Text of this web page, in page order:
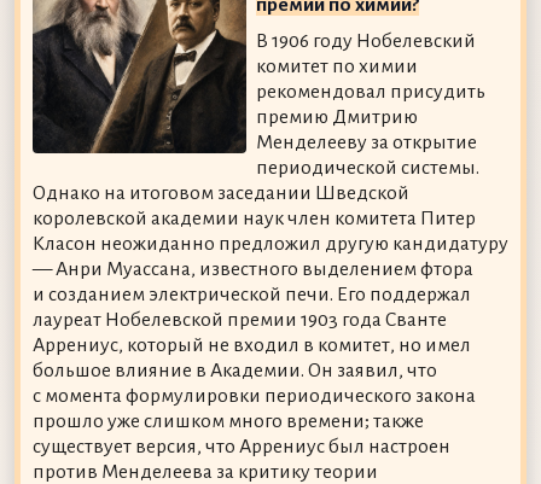
премии по химии?
В 1906 году Нобелевский
комитет по химии
рекомендовал присудить
премию Дмитрию
Менделееву за открытие
периодической системы.
Однако на итоговом заседании Шведской
королевской академии наук член комитета Питер
Класон неожиданно предложил другую кандидатуру
— Анри Муассана, известного выделением фтора
и созданием электрической печи. Его поддержал
лауреат Нобелевской премии 1903 года Сванте
Аррениус, который не входил в комитет, но имел
большое влияние в Академии. Он заявил, что
с момента формулировки периодического закона
прошло уже слишком много времени; также
существует версия, что Аррениус был настроен
против Менделеева за критику теории